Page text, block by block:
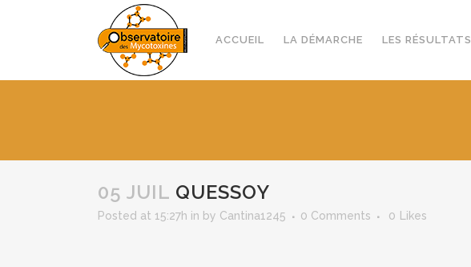
ACCUEIL LA DÉMARCHE LES RÉSULTATS
05 JUIL QUESSOY
Posted at 15:27h in by Cantina1245 0 Comments 0 Likes